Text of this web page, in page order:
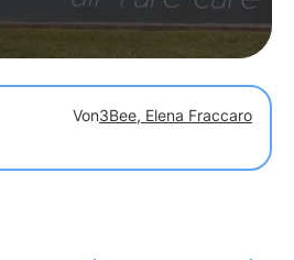
Von3Bee, Elena Fraccaro